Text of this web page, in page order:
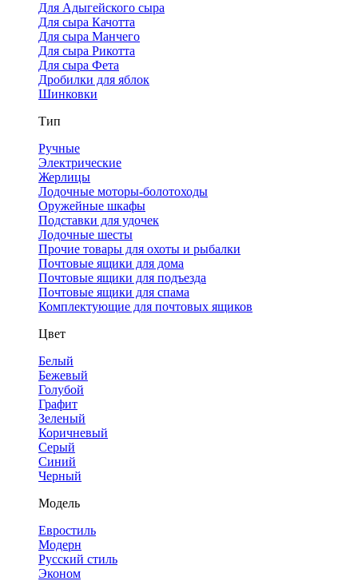
Для Адыгейского сыра
Для сыра Качотта
Для сыра Манчего
Для сыра Рикотта
Для сыра Фета
Дробилки для яблок
Шинковки
Тип
Ручные
Электрические
Жерлицы
Лодочные моторы-болотоходы
Оружейные шкафы
Подставки для удочек
Лодочные шесты
Прочие товары для охоты и рыбалки
Почтовые ящики для дома
Почтовые ящики для подъезда
Почтовые ящики для спама
Комплектующие для почтовых ящиков
Цвет
Белый
Бежевый
Голубой
Графит
Зеленый
Коричневый
Серый
Синий
Черный
Модель
Евростиль
Модерн
Русский стиль
Эконом